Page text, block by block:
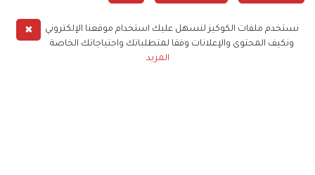
الموضة النسائية ✖
نستخدم ملفات الكوكيز لنسهل عليك استخدام موقعنا الإلكتروني
ونكيف المحتوى والإعلانات وفقا لمتطلباتك واحتياجاتك الخاصة
المزيد